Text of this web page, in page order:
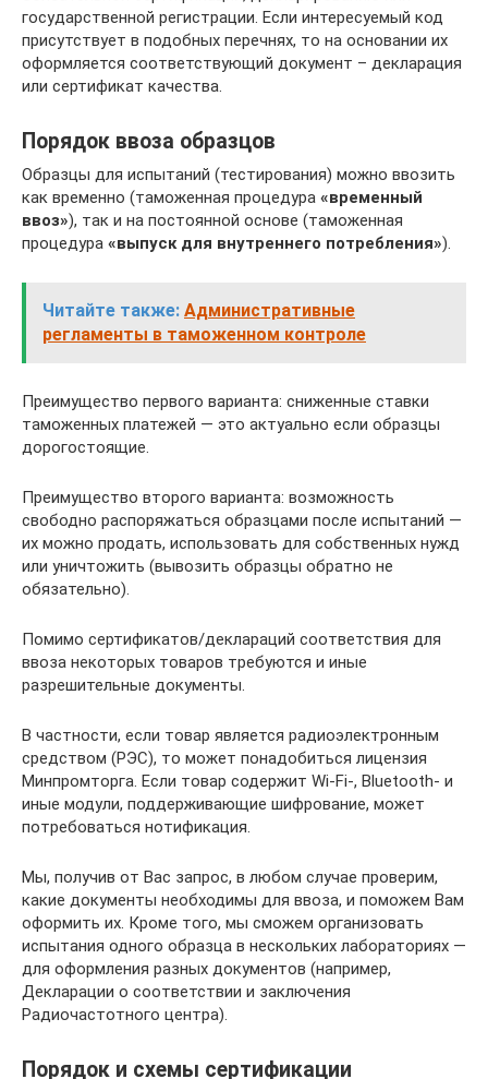
государственной регистрации. Если интересуемый код
присутствует в подобных перечнях, то на основании их
оформляется соответствующий документ – декларация
или сертификат качества.
Порядок ввоза образцов
Образцы для испытаний (тестирования) можно ввозить
как временно (таможенная процедура «временный
ввоз»), так и на постоянной основе (таможенная
процедура «выпуск для внутреннего потребления»).
Читайте также: Административные
регламенты в таможенном контроле
Преимущество первого варианта: сниженные ставки
таможенных платежей — это актуально если образцы
дорогостоящие.
Преимущество второго варианта: возможность
свободно распоряжаться образцами после испытаний —
их можно продать, использовать для собственных нужд
или уничтожить (вывозить образцы обратно не
обязательно).
Помимо сертификатов/деклараций соответствия для
ввоза некоторых товаров требуются и иные
разрешительные документы.
В частности, если товар является радиоэлектронным
средством (РЭС), то может понадобиться лицензия
Минпромторга. Если товар содержит Wi-Fi-, Bluetooth- и
иные модули, поддерживающие шифрование, может
потребоваться нотификация.
Мы, получив от Вас запрос, в любом случае проверим,
какие документы необходимы для ввоза, и поможем Вам
оформить их. Кроме того, мы сможем организовать
испытания одного образца в нескольких лабораториях —
для оформления разных документов (например,
Декларации о соответствии и заключения
Радиочастотного центра).
Порядок и схемы сертификации